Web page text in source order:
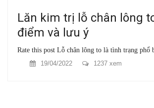
Lăn kim trị lỗ chân lông
điểm và lưu ý
Rate this post Lỗ chân lông to là tình trạng phổ
19/04/2022
1237 xem